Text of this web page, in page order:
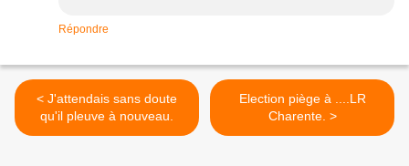
Répondre
< J'attendais sans doute
qu'il pleuve à nouveau.
Election piège à ....LR
Charente. >